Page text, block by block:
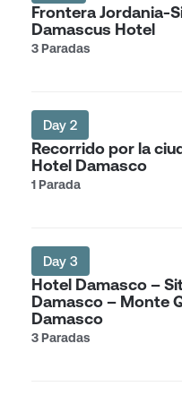
Frontera Jordania-
Damascus Hotel
3 Paradas
Day 2
Recorrido por la
Hotel Damasco
1 Parada
Day 3
Hotel Damasco –
Damasco – Monte
Damasco
3 Paradas